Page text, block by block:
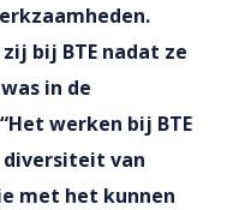
bij BTE nadat ze
in de
werken bij BTE
diversiteit van
met het kunnen